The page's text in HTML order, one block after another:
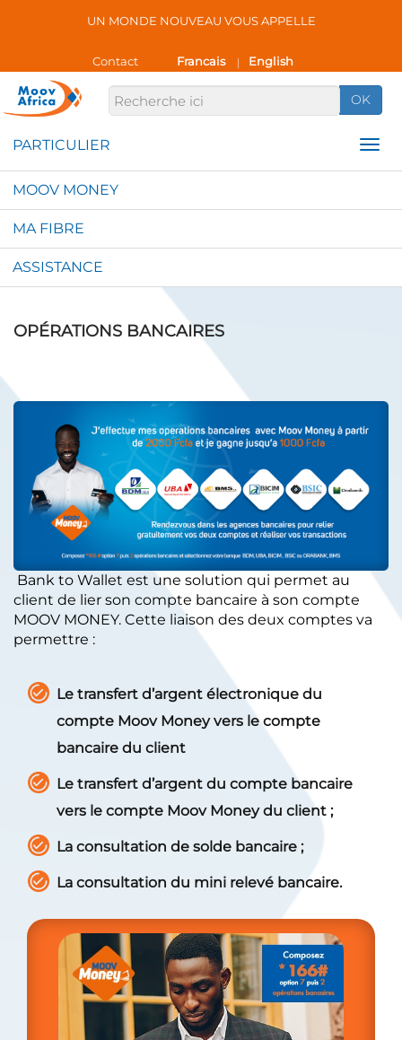
UN MONDE NOUVEAU VOUS APPELLE
Contact Francais | English
OK
MOOV MONEY
MA FIBRE
ASSISTANCE
OPÉRATIONS BANCAIRES
Bank to Wallet est une solution qui permet au
client de lier son compte bancaire à son compte
MOOV MONEY. Cette liaison des deux comptes va
permettre :
Le transfert d’argent électronique du
compte Moov Money vers le compte
bancaire du client
Le transfert d’argent du compte bancaire
vers le compte Moov Money du client ;
La consultation de solde bancaire ;
La consultation du mini relevé bancaire.